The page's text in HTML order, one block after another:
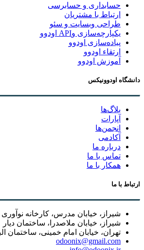
حسابداری و حسابرسی
ارتباط با مشتریان
طراحی وبسایت و سئو
یکپارچه‌سازی وAPI اودوو
پیاده‌سازی اودوو
ارتقاء اودوو
آموزش اودوو
دانشگاه اودوونیکس
بلاگ‌ها
آپارات
انجمن‌ها
آکادمی
درباره ما
تماس با ما
همکار با ما
ارتباط با ما
شیراز، خیابان مدرس، کارخانه نوآوری
شیراز، خیابان ملاصدرا، ساختمان دیار
تهران، خیابان امام خمینی، ساختمان
odoonix@gmail.com